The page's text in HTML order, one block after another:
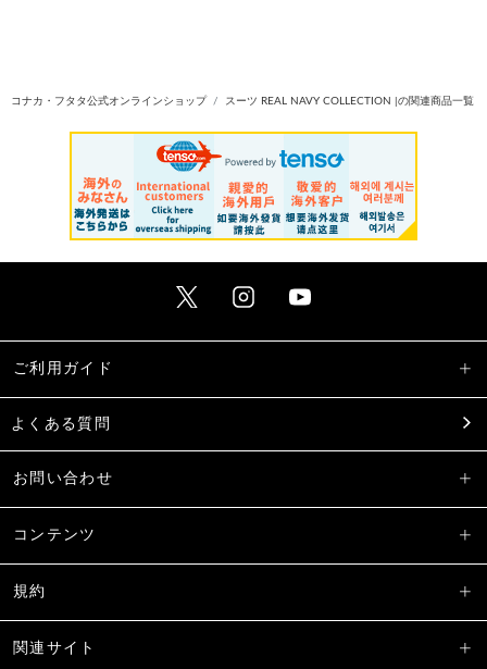
コナカ・フタタ公式オンラインショップ スーツ REAL NAVY COLLECTION |の関連商品一覧
ご利用ガイド
よくある質問
お問い合わせ
コンテンツ
規約
関連サイト